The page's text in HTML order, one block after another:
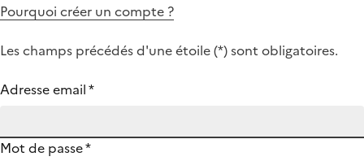
Pourquoi créer un compte ?
Les champs précédés d'une étoile (*) sont obligatoires.
Adresse email*
Mot de passe*